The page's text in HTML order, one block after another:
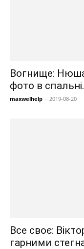
Вогнище:
фото в спальні.
maxwelhelp - 2019-08-20
Все своє:
гарними